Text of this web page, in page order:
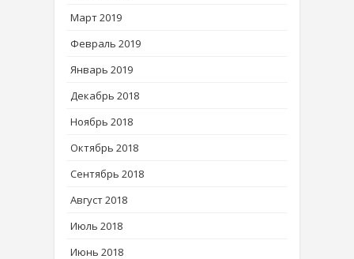
Март 2019
Февраль 2019
Январь 2019
Декабрь 2018
Ноябрь 2018
Октябрь 2018
Сентябрь 2018
Август 2018
Июль 2018
Июнь 2018